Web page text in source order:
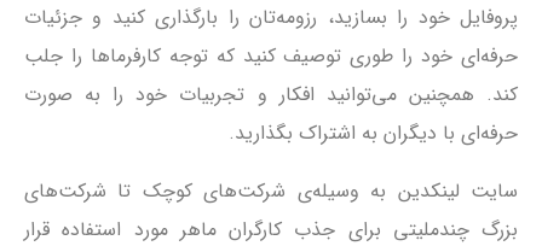
پروفایل خود را بسازید، رزومه‌تان را بارگذاری کنید و جزئیات
حرفه‌ای خود را طوری توصیف کنید که توجه کارفرماها را جلب
کند. همچنین می‌توانید افکار و تجربیات خود را به صورت
حرفه‌ای با دیگران به اشتراک بگذارید.
سایت لینکدین به وسیله‌ی شرکت‌های کوچک تا شرکت‌های
بزرگ چندملیتی برای جذب کارگران ماهر مورد استفاده قرار